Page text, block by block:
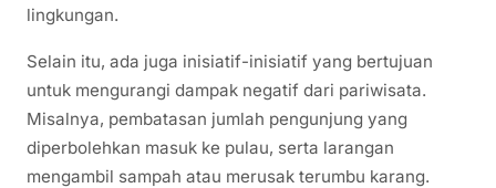
lingkungan.
Selain itu, ada juga inisiatif-inisiatif yang bertujuan
untuk mengurangi dampak negatif dari pariwisata.
Misalnya, pembatasan jumlah pengunjung yang
diperbolehkan masuk ke pulau, serta larangan
mengambil sampah atau merusak terumbu karang.